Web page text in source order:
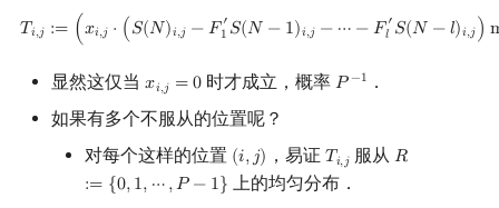
𝑇𝑖,𝑗 := (𝑥𝑖,𝑗 ⋅ (𝑆(𝑁)𝑖,𝑗 −𝐹 ′
1 𝑆(𝑁 − 1)𝑖,𝑗 − ⋯ −𝐹 ′
𝑙 𝑆(𝑁 −𝑙)𝑖,𝑗)
Ti,j:=(xi j ⋅( S(N)i,j− F1′S (N−1)i,j−⋯−F ′ S(N− l)i j)modP )=0
显然这仅当 𝑥𝑖,𝑗 = 0
xi,j=0 时才成立，概率𝑃 −1
P−
．
如果有多个不服从的位置呢？
对每个这样的位置 (𝑖,𝑗)
(i,j) ，易证 𝑇𝑖,𝑗
Ti,j服从 𝑅
:= {0,1, ⋯,𝑃 − 1}
R:=
上的均匀分布．